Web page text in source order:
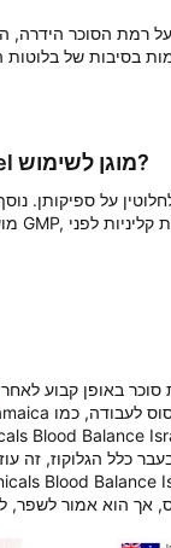
האם Guardian Botanicals Blood Balance Israel מוגן לשימוש?
כלל הגלוקוז, זה